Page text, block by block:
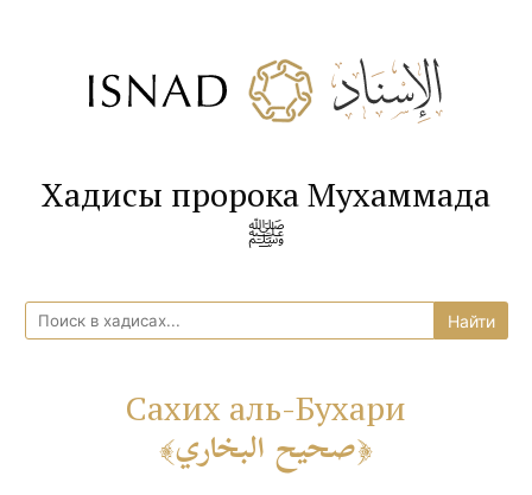
Хадисы пророка Мухаммада
ﷺ
Сахих аль-Бухари
صحيح البخاري